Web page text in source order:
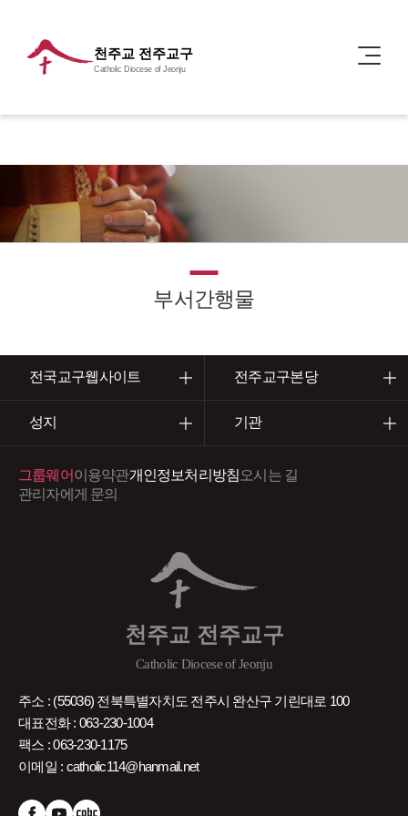
천주교 전주교구
Catholic Diocese of Jeonju
부서간행물
전국교구웹사이트 전주교구본당
성지 기관
천주교 전주교구
Catholic Diocese of Jeonju
그룹웨어이용약관개인정보처리방침오시는 길
관리자에게 문의
주소 : (55036) 전북특별자치도 전주시 완산구 기린대로 100
대표전화 : 063-230-1004
팩스 : 063-230-1175
이메일 : catholic114@hanmail.net